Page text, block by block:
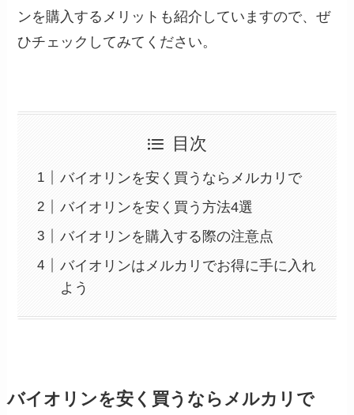
ンを購入するメリットも紹介していますので、ぜ
ひチェックしてみてください。
目次
バイオリンを安く買うならメルカリで
バイオリンを安く買う方法4選
バイオリンを購入する際の注意点
バイオリンはメルカリでお得に手に入れ
よう
バイオリンを安く買うならメルカリで